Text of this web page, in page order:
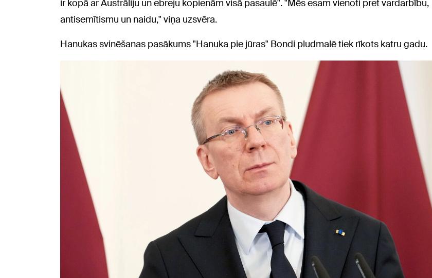
ir kopā ar Austrāliju un ebreju kopienām visā pasaulē". "Mēs esam vienoti pret vardarbību,
antisemītismu un naidu," viņa uzsvēra.
Hanukas svinēšanas pasākums "Hanuka pie jūras" Bondi pludmalē tiek rīkots katru gadu.